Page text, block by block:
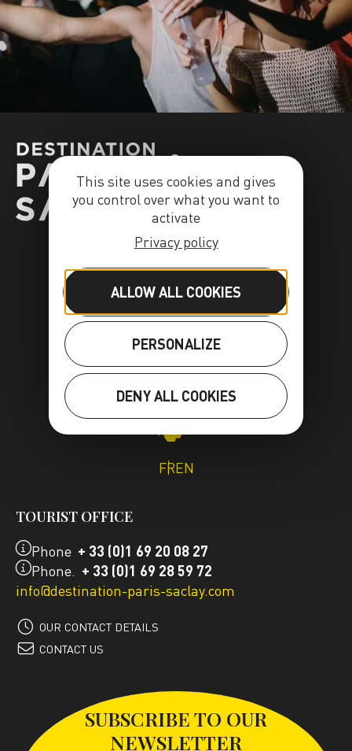
FREN
TOURIST OFFICE
Phone + 33 (0)1 69 20 08 27
Phone. + 33 (0)1 69 28 59 72
info@destination-paris-saclay.com
OUR CONTACT DETAILS
CONTACT US
SUBSCRIBE TO OUR
NEWSLETTER
This site uses cookies and gives
you control over what you want to
activate
Privacy policy
ALLOW ALL COOKIES
PERSONALIZE
DENY ALL COOKIES